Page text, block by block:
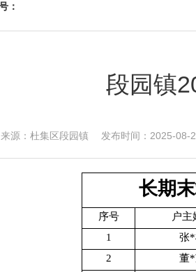
：
段园镇
来源：杜集区段园镇 发布时间：2025-
长期
序号
户主
1
张
2
董